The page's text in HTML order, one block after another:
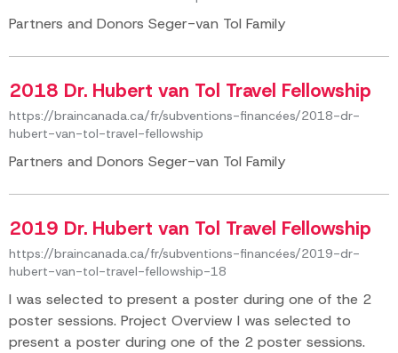
Partners and Donors Seger-van Tol Family
2018 Dr. Hubert van Tol Travel Fellowship
https://braincanada.ca/fr/subventions-financées/2018-dr-
hubert-van-tol-travel-fellowship
Partners and Donors Seger-van Tol Family
2019 Dr. Hubert van Tol Travel Fellowship
https://braincanada.ca/fr/subventions-financées/2019-dr-
hubert-van-tol-travel-fellowship-18
I was selected to present a poster during one of the 2
poster sessions. Project Overview I was selected to
present a poster during one of the 2 poster sessions.